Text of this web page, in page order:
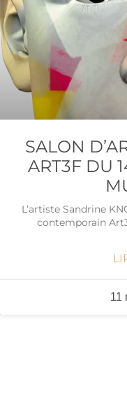
SALON
ART3F DU
L’artiste Sandrine
contemporain
11